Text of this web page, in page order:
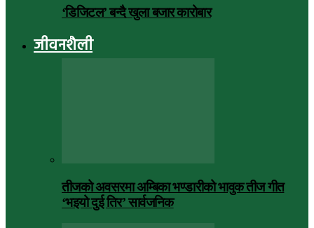
‘डिजिटल’ बन्दै खुला बजार कारोबार
जीवनशैली
तीजको अवसरमा अम्बिका भण्डारीको भावुक तीज गीत
‘भइयो दुई तिर’ सार्वजनिक